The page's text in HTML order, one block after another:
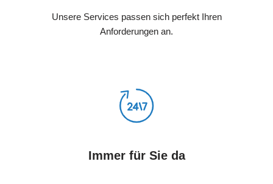
Unsere Services passen sich perfekt Ihren
Anforderungen an.
Immer für Sie da